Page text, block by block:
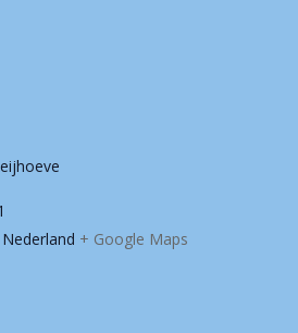
Nederland + Google Maps